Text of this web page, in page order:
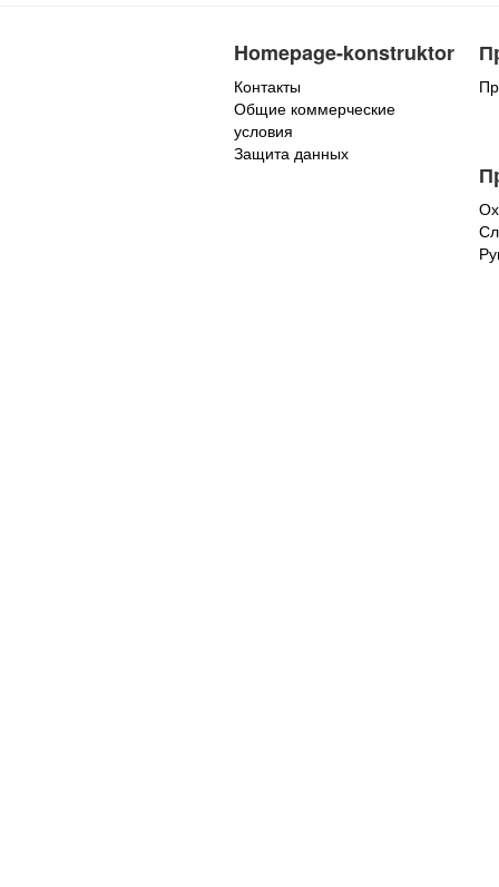
Homepage-konstruktor
Контакты
Общие коммерческие
условия
Защита данных